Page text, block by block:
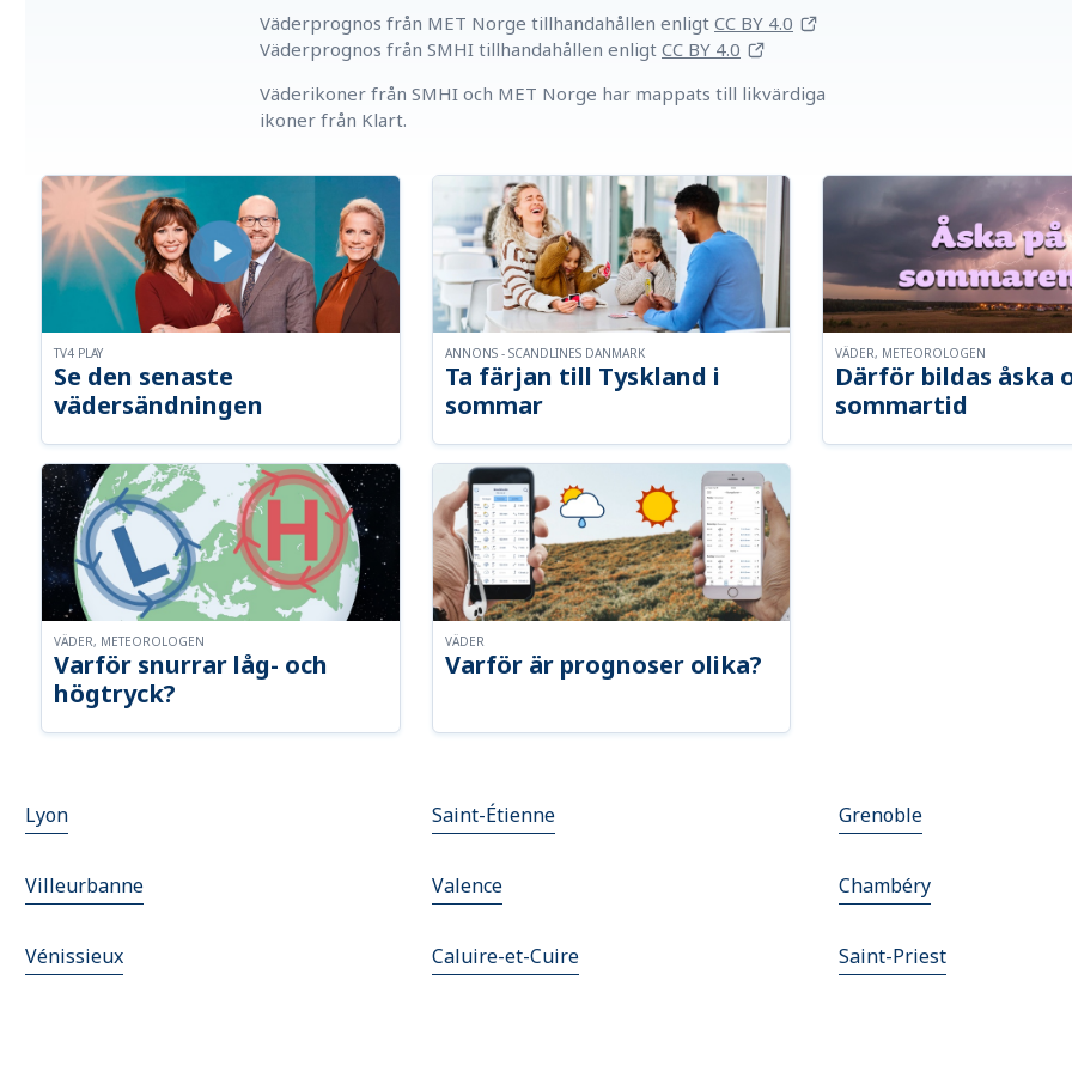
Väderprognos från MET Norge tillhandahållen enligt CC BY 4.0
Väderprognos från SMHI tillhandahållen enligt CC BY 4.0
Väderikoner från SMHI och MET Norge har mappats till likvärdiga
ikoner från Klart.
Se den senaste
vädersändningen
TV4 PLAY
Ta färjan till Tyskland i
sommar
ANNONS - SCANDLINES DANMARK
Därför bildas åska
sommartid
VÄDER, METEOROLOGEN
Varför snurrar låg- och
högtryck?
VÄDER, METEOROLOGEN
Varför är prognoser olika?
VÄDER
Lyon Saint-Étienne Grenoble
Villeurbanne Valence Chambéry
Vénissieux Caluire-et-Cuire Saint-Priest